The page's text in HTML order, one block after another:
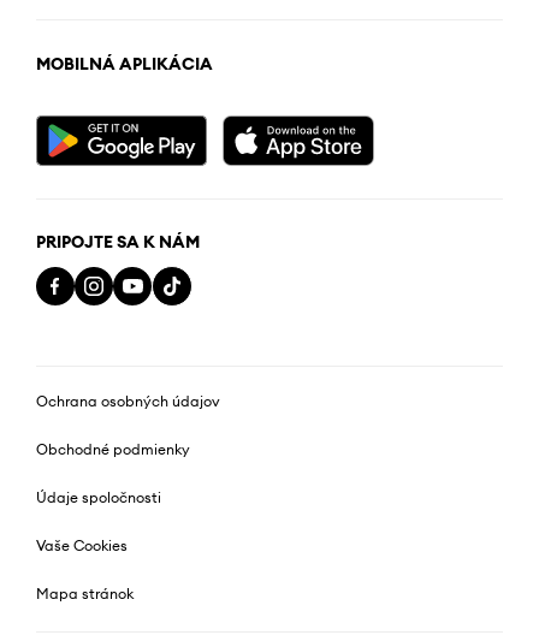
MOBILNÁ APLIKÁCIA
PRIPOJTE SA K NÁM
Ochrana osobných údajov
Obchodné podmienky
Údaje spoločnosti
Vaše Cookies
Mapa stránok